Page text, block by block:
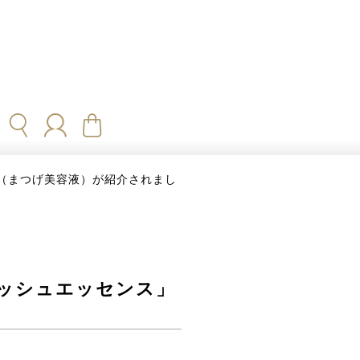
つげ美容液）が紹介されまし
シュエッセンス」